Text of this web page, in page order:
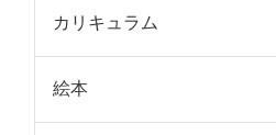
カリキュラム
絵本